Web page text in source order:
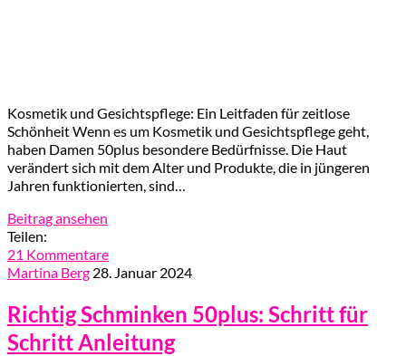
Kosmetik und Gesichtspflege: Ein Leitfaden für zeitlose
Schönheit Wenn es um Kosmetik und Gesichtspflege geht,
haben Damen 50plus besondere Bedürfnisse. Die Haut
verändert sich mit dem Alter und Produkte, die in jüngeren
Jahren funktionierten, sind…
Beitrag ansehen
Teilen:
21 Kommentare
Martina Berg 28. Januar 2024
Richtig Schminken 50plus: Schritt für
Schritt Anleitung